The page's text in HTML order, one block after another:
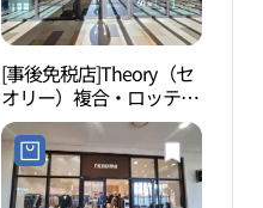
[事後免税店]Theory（セ
オリー）複合・ロッテプ
レミアムアウトレットパ
ジュ（坡州）店(띠어리
복합 롯데프리미엄아울
렛 파주점)